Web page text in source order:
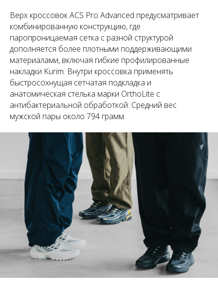
Верх кроссовок ACS Pro Advanced предусматривает
комбинированную конструкцию, где
паропроницаемая сетка с разной структурой
дополняется более плотными поддерживающими
материалами, включая гибкие профилированные
накладки Kurim. Внутри кроссовка применять
быстросохнущая сетчатая подкладка и
анатомическая стелька марки OrthoLite с
антибактериальной обработкой. Средний вес
мужской пары около 794 грамм.